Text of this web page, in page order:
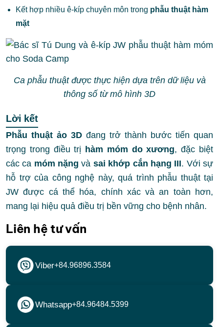
Kết hợp nhiều ê-kíp chuyên môn trong phẫu thuật hàm
mặt
Ca phẫu thuật được thực hiện dựa trên dữ liệu và
thông số từ mô hình 3D
Lời kết
Phẫu thuật ảo 3D đang trở thành bước tiến quan
trọng trong điều trị hàm móm do xương, đặc biệt
các ca móm nặng và sai khớp cắn hạng III. Với sự
hỗ trợ của công nghệ này, quá trình phẫu thuật tại
JW được cá thể hóa, chính xác và an toàn hơn,
mang lại hiệu quả điều trị bền vững cho bệnh nhân.
Liên hệ tư vấn
Viber+84.96896.3584
Whatsapp+84.96484.5399